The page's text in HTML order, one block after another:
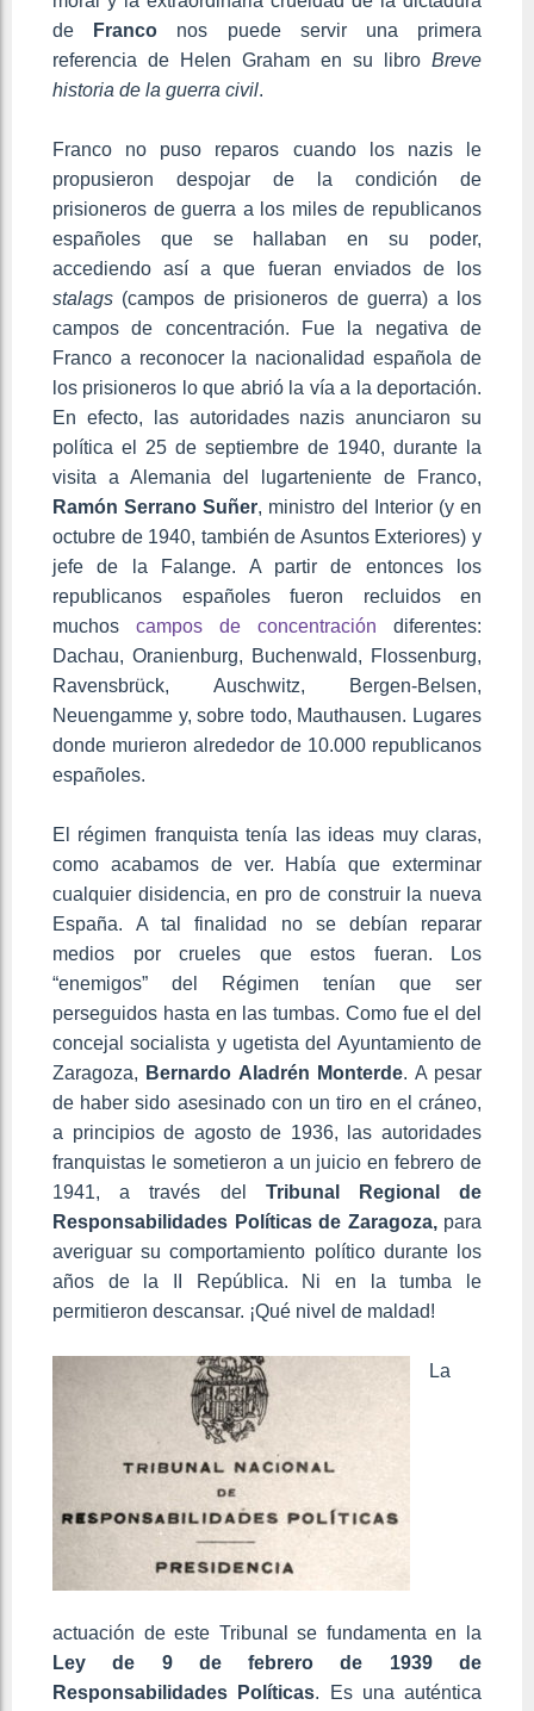
de
Franco nos puede servir una primera
referencia de Helen Graham en su libro Breve
historia de la guerra civil.
Franco no puso reparos cuando los nazis le
propusieron despojar de la condición de
prisioneros de guerra a los miles de republicanos
españoles que se hallaban en su poder,
accediendo así a que fueran enviados de los
stalags (campos de prisioneros de guerra) a los
campos de concentración. Fue la negativa de
Franco a reconocer la nacionalidad española de
los prisioneros lo que abrió la vía a la deportación.
En efecto, las autoridades nazis anunciaron su
política el 25 de septiembre de 1940, durante la
visita a Alemania del lugarteniente de Franco,
Ramón Serrano Suñer, ministro del Interior (y en
octubre de 1940, también de Asuntos Exteriores) y
jefe de la Falange. A partir de entonces los
republicanos españoles fueron recluidos en
muchos campos de concentración diferentes:
Dachau, Oranienburg, Buchenwald, Flossenburg,
Ravensbrück, Auschwitz, Bergen-Belsen,
Neuengamme y, sobre todo, Mauthausen. Lugares
donde murieron alrededor de 10.000 republicanos
españoles.
El régimen franquista tenía las ideas muy claras,
como acabamos de ver. Había que exterminar
cualquier disidencia, en pro de construir la nueva
España. A tal finalidad no se debían reparar
medios por crueles que estos fueran. Los
“enemigos” del Régimen tenían que ser
perseguidos hasta en las tumbas. Como fue el del
concejal socialista y ugetista del Ayuntamiento de
Zaragoza, Bernardo Aladrén Monterde. A pesar
de haber sido asesinado con un tiro en el cráneo,
a principios de agosto de 1936, las autoridades
franquistas le sometieron a un juicio en febrero de
1941, a través del Tribunal Regional de
Responsabilidades Políticas de Zaragoza,para
averiguar su comportamiento político durante los
años de la II República. Ni en la tumba le
permitieron descansar. ¡Qué nivel de maldad!
La
actuación de este Tribunal se fundamenta en la
Ley de 9 de febrero de 1939 de
Responsabilidades Políticas. Es una auténtica